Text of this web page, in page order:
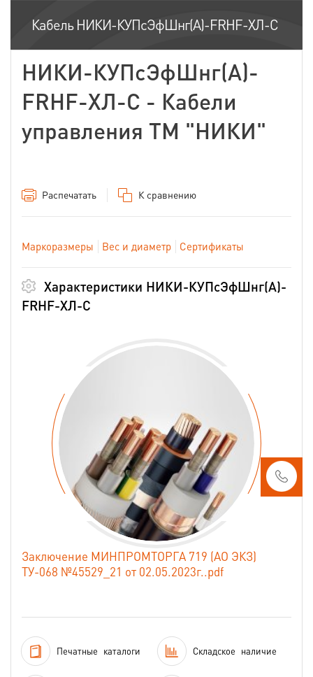
Кабель НИКИ-КУПсЭфШнг(А)-FRHF-ХЛ-С
НИКИ-КУПсЭфШнг(А)-
FRHF-ХЛ-С - Кабели
управления ТМ "НИКИ"
Распечатать К сравнению
Маркоразмеры Вес и диаметр Сертификаты
Характеристики НИКИ-КУПсЭфШнг(А)-
FRHF-ХЛ-С
Заключение МИНПРОМТОРГА 719 (АО ЭКЗ)
ТУ-068 №45529_21 от 02.05.2023г..pdf
Печатные каталоги Складское наличие